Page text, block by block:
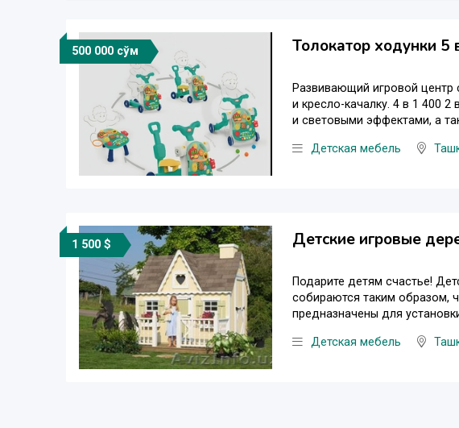
500 000 сўм Толокатор ходунки 5
Развивающий игровой центр
и кресло-качалку. 4 в 1 400
и световыми эффектами, а
Детская мебель
1 500 $ Детские игровые
Подарите детям счастье!
собираются таким образом,
предназначены для
Детская мебель